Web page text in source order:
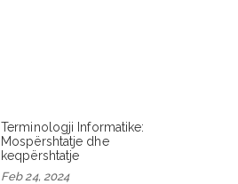
Terminologji Informatike:
Mospërshtatje dhe
keqpërshtatje
Feb 24, 2024